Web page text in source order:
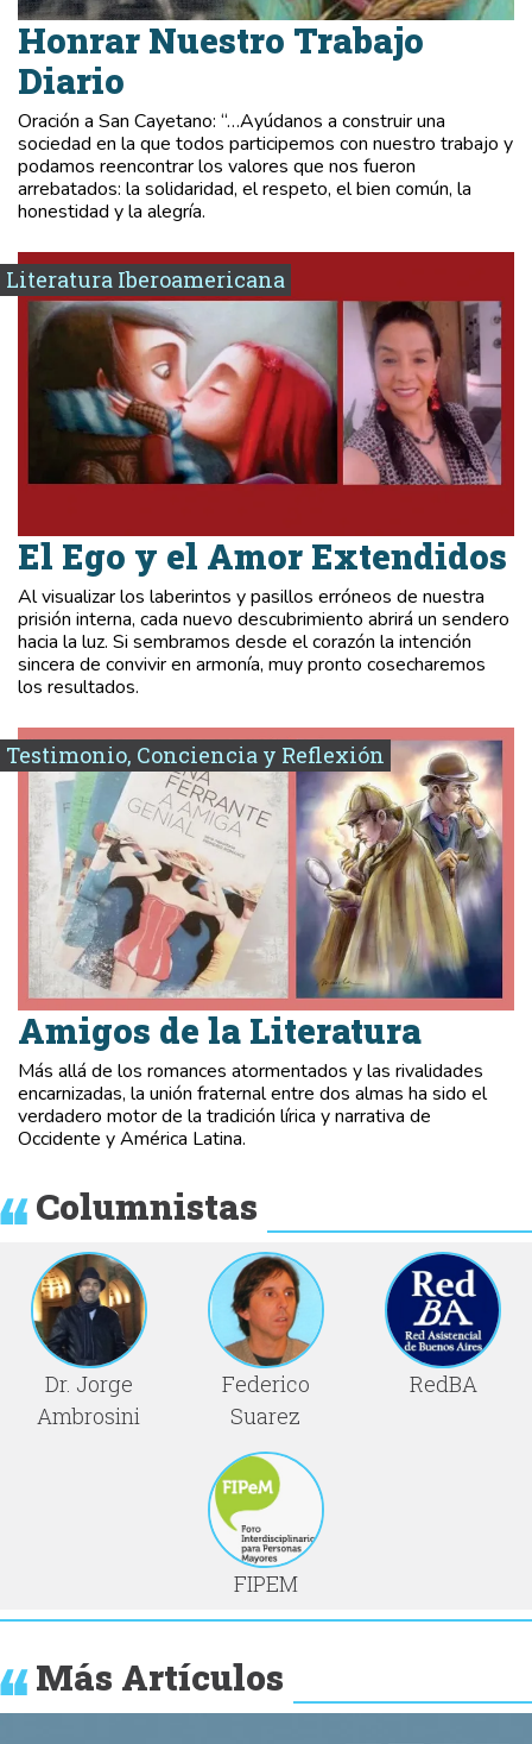
Honrar Nuestro Trabajo
Diario
Oración a San Cayetano: “…Ayúdanos a construir una
sociedad en la que todos participemos con nuestro trabajo y
podamos reencontrar los valores que nos fueron
arrebatados: la solidaridad, el respeto, el bien común, la
honestidad y la alegría.
Literatura Iberoamericana
El Ego y el Amor Extendidos
Al visualizar los laberintos y pasillos erróneos de nuestra
prisión interna, cada nuevo descubrimiento abrirá un sendero
hacia la luz. Si sembramos desde el corazón la intención
sincera de convivir en armonía, muy pronto cosecharemos
los resultados.
Testimonio, Conciencia y Reflexión
Amigos de la Literatura
Más allá de los romances atormentados y las rivalidades
encarnizadas, la unión fraternal entre dos almas ha sido el
verdadero motor de la tradición lírica y narrativa de
Occidente y América Latina.
Columnistas
Dr. Jorge
Ambrosini
Federico
Suarez
RedBA
FIPEM
Más Artículos